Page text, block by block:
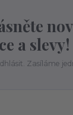
a slevy!
Zasíláme